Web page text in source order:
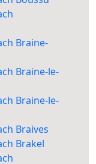
Braine-
Braine-le-
Braine-le-
Braives
Brakel